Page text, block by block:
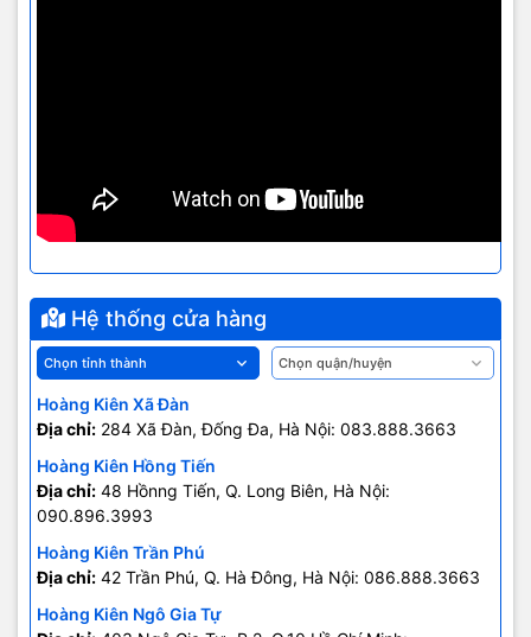
Hệ thống cửa hàng
Hoàng Kiên Xã Đàn
Địa chỉ: 284 Xã Đàn, Đống Đa, Hà Nội: 083.888.3663
Hoàng Kiên Hồng Tiến
Địa chỉ: 48 Hồnng Tiến, Q. Long Biên, Hà Nội:
090.896.3993
Hoàng Kiên Trần Phú
Địa chỉ: 42 Trần Phú, Q. Hà Đông, Hà Nội: 086.888.3663
Hoàng Kiên Ngô Gia Tự
rộng (giống như camera trên iPhone thông thường) và camera còn
lại có ống kính 56mm. Việc chuyển đổi giữa hai camera diễn ra rất
mượt, chỉ cần chạm vào nút 1X hoặc 2X, camera sẽ tự động
chuyển đổi. Bạn có thể zoom tới 10X nhưng từ 2X trở lên là zoom
ống kính để giả lập độ sâu trường ảnh giống như máy ảnh DSLR.
Tính năng này sẽ xuất hiện sau trên bản cập nhật phần mềm vào
cuối năm.
màu rộng hơn với khả năng tái tạo màu tốt hơn. Cả hai máy đều có
màn hình cảm ứng lực 3D Touch giống như iPhone 6s.
Nhưng Hãng táo không nâng cấp độ phân giải lẫn kích thước màn
hình của các iPhone mới, nghĩa là iPhone năm nay vẫn có số lượng
điểm ảnh tương tự iPhone 6 của năm 2014. iPhone 7 có màn hình
Plus là Full-HD (1920 x 1080 pixel), kích thước 5.5 inch.